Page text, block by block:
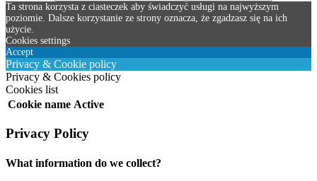
Ta strona korzysta z ciasteczek aby świadczyć usługi na najwyższym
poziomie. Dalsze korzystanie ze strony oznacza, że zgadzasz się na ich
użycie.
Cookies settings
Accept
Privacy & Cookie policy
Privacy & Cookies policy
Cookies list
Cookie name Active
Privacy Policy
What information do we collect?